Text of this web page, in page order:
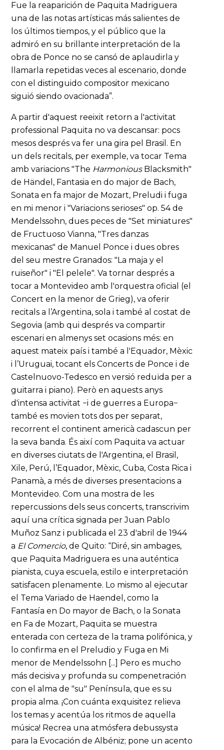
Fue la reaparición de Paquita Madriguera
una de las notas artísticas más salientes de
los últimos tiempos, y el público que la
admiró en su brillante interpretación de la
obra de Ponce no se cansó de aplaudirla y
llamarla repetidas veces al escenario, donde
con el distinguido compositor mexicano
siguió siendo ovacionada”.
A partir d'aquest reeixit retorn a l'activitat
professional Paquita no va descansar: pocs
mesos després va fer una gira pel Brasil. En
un dels recitals, per exemple, va tocar Tema
amb variacions "The HarmoniousBlacksmith"
de Händel, Fantasia en do major de Bach,
Sonata en fa major de Mozart, Preludi i fuga
en mi menor i "Variacions serioses" op. 54 de
Mendelssohn, dues peces de "Set miniatures"
de Fructuoso Vianna, "Tres danzas
mexicanas" de Manuel Ponce i dues obres
del seu mestre Granados: "La maja y el
ruiseñor" i "El pelele". Va tornar després a
tocar a Montevideo amb l'orquestra oficial (el
Concert en la menor de Grieg), va oferir
recitals a l’Argentina, sola i també al costat de
Segovia (amb qui després va compartir
escenari en almenys set ocasions més: en
aquest mateix país i també a l'Equador, Mèxic
i l’Uruguai, tocant els Concerts de Ponce i de
Castelnuovo-Tedesco en versió reduïda per a
guitarra i piano). Però en aquests anys
d'intensa activitat −i de guerres a Europa−
també es movien tots dos per separat,
recorrent el continent americà cadascun per
la seva banda. És així com Paquita va actuar
en diverses ciutats de l'Argentina, el Brasil,
Xile, Perú, l’Equador, Mèxic, Cuba, Costa Rica i
Panamà, a més de diverses presentacions a
Montevideo. Com una mostra de les
repercussions dels seus concerts, transcrivim
aquí una crítica signada per Juan Pablo
Muñoz Sanz i publicada el 23 d'abril de 1944
a El Comercio, de Quito: “Diré, sin ambages,
que Paquita Madriguera es una auténtica
pianista, cuya escuela, estilo e interpretación
satisfacen plenamente. Lo mismo al ejecutar
el Tema Variado de Haendel, como la
Fantasía en Do mayor de Bach, o la Sonata
en Fa de Mozart, Paquita se muestra
enterada con certeza de la trama polifónica, y
lo confirma en el Preludio y Fuga en Mi
menor de Mendelssohn [...] Pero es mucho
más decisiva y profunda su compenetración
con el alma de "su" Península, que es su
propia alma. ¡Con cuánta exquisitez relieva
los temas y acentúa los ritmos de aquella
música! Recrea una atmósfera debussysta
para la Evocación de Albéniz; pone un acento